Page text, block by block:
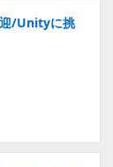
迎/Unityに挑